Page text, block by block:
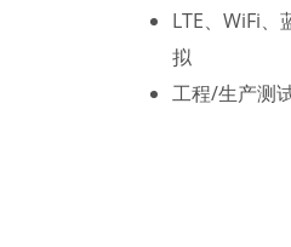
LTE、WiFi、
拟
工程/生产测